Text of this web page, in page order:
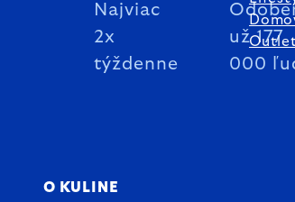
Najviac
2x
týždenne
už 177
000
O KULINE